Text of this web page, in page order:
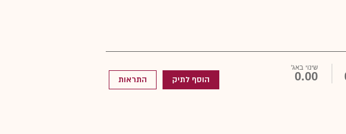
שינוי באג'
0.00 הוסף לתיק התראות